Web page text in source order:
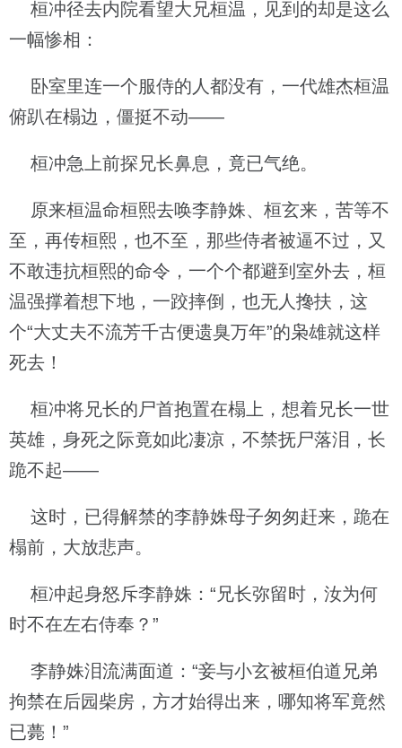
桓冲径去内院看望大兄桓温，见到的却是这么
一幅惨相：
卧室里连一个服侍的人都没有，一代雄杰桓温
俯趴在榻边，僵挺不动——
桓冲急上前探兄长鼻息，竟已气绝。
原来桓温命桓熙去唤李静姝、桓玄来，苦等不
至，再传桓熙，也不至，那些侍者被逼不过，又
不敢违抗桓熙的命令，一个个都避到室外去，桓
温强撑着想下地，一跤摔倒，也无人搀扶，这
个“大丈夫不流芳千古便遗臭万年”的枭雄就这样
死去！
桓冲将兄长的尸首抱置在榻上，想着兄长一世
英雄，身死之际竟如此凄凉，不禁抚尸落泪，长
跪不起——
这时，已得解禁的李静姝母子匆匆赶来，跪在
榻前，大放悲声。
桓冲起身怒斥李静姝：“兄长弥留时，汝为何
时不在左右侍奉？”
李静姝泪流满面道：“妾与小玄被桓伯道兄弟
拘禁在后园柴房，方才始得出来，哪知将军竟然
已薨！”